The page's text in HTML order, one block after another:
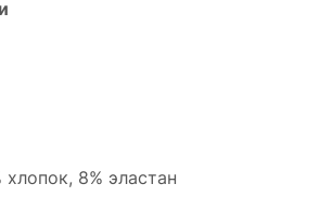
8% эластан